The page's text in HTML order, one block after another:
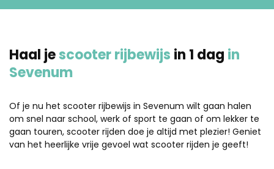
Haal jescooter rijbewijs in 1 dag in
Sevenum
Of je nu het scooter rijbewijs in Sevenum wilt gaan halen
om snel naar school, werk of sport te gaan of om lekker te
gaan touren, scooter rijden doe je altijd met plezier! Geniet
van het heerlijke vrije gevoel wat scooter rijden je geeft!